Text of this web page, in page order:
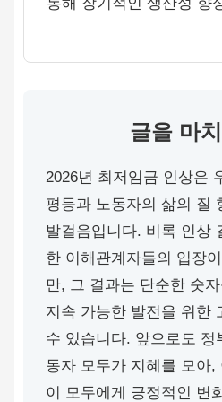
글을 마
2026년 최저임금 인상은
평등과 노동자의 삶의 질
발걸음입니다. 비록 인상
한 이해관계자들의 입장
만, 그 결과는 단순한 숫
지속 가능한 발전을 위한
수 있습니다. 앞으로도 정
동자 모두가 지혜를 모아,
이 모두에게 긍정적인 변